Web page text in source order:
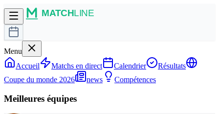
Menu
Accueil
Matchs en direct Calendrier
Résultats
Coupe du monde 2026
news Compétences
Meilleures équipes